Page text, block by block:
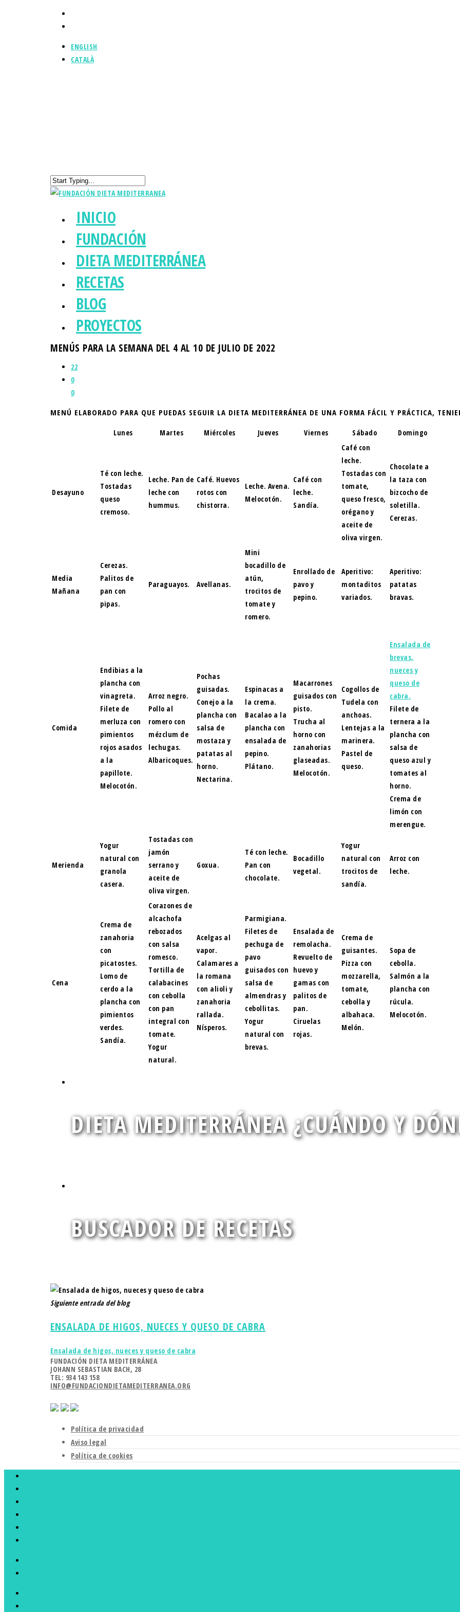
ENGLISH
CATALÀ
INICIO
FUNDACIÓN
DIETA MEDITERRÁNEA
RECETAS
BLOG
PROYECTOS
MENÚS PARA LA SEMANA DEL 4 AL 10 DE JULIO DE 2022
22
0
0
MENÚ ELABORADO PARA QUE PUEDAS SEGUIR LA DIETA MEDITERRÁNEA DE UNA FORMA FÁCIL Y PRÁCTICA,
Lunes Martes Miércoles Jueves Viernes Sábado Domingo
Desayuno
Té con leche.
Tostadas
queso
cremoso.
Leche. Pan de
leche con
hummus.
Café. Huevos
rotos con
chistorra.
Leche. Avena.
Melocotón.
Café con
leche.
Sandía.
Café con
leche.
Tostadas con
tomate,
queso fresco,
orégano y
aceite de
oliva virgen.
Chocolate a
la taza con
bizcocho de
soletilla.
Cerezas.
Media
Mañana
Cerezas.
Palitos de
pan con
pipas.
Paraguayos. Avellanas.
Mini
bocadillo de
atún,
trocitos de
tomate y
romero.
Enrollado de
pavo y
pepino.
Aperitivo:
montaditos
variados.
Aperitivo:
patatas
bravas.
Comida
Endibias a la
plancha con
vinagreta.
Filete de
merluza con
pimientos
rojos asados
a la
papillote.
Melocotón.
Arroz negro.
Pollo al
romero con
mézclum de
lechugas.
Albaricoques.
Pochas
guisadas.
Conejo a la
plancha con
salsa de
mostaza y
patatas al
horno.
Nectarina.
Espinacas a
la crema.
Bacalao a la
plancha con
ensalada de
pepino.
Plátano.
Macarrones
guisados con
pisto.
Trucha al
horno con
zanahorias
glaseadas.
Melocotón.
Cogollos de
Tudela con
anchoas.
Lentejas a la
marinera.
Pastel de
queso.
Ensalada de
brevas,
nueces y
queso de
cabra.
Filete de
ternera a la
plancha con
salsa de
queso azul y
tomates al
horno.
Crema de
limón con
merengue.
Merienda
Yogur
natural con
granola
casera.
Tostadas con
jamón
serrano y
aceite de
oliva virgen.
Goxua.
Té con leche.
Pan con
chocolate.
Bocadillo
vegetal.
Yogur
natural con
trocitos de
sandía.
Arroz con
leche.
Cena
Crema de
zanahoria
con
picatostes.
Lomo de
cerdo a la
plancha con
pimientos
verdes.
Sandía.
Corazones de
alcachofa
rebozados
con salsa
romesco.
Tortilla de
calabacines
con cebolla
con pan
integral con
tomate.
Yogur
natural.
Acelgas al
vapor.
Calamares a
la romana
con alioli y
zanahoria
rallada.
Nísperos.
Parmigiana.
Filetes de
pechuga de
pavo
guisados con
salsa de
almendras y
cebollitas.
Yogur
natural con
brevas.
Ensalada de
remolacha.
Revuelto de
huevo y
gamas con
palitos de
pan.
Ciruelas
rojas.
Crema de
guisantes.
Pizza con
mozzarella,
tomate,
cebolla y
albahaca.
Melón.
Sopa de
cebolla.
Salmón a la
plancha con
rúcula.
Melocotón.
DIETA MEDITERRÁNEA ¿CUÁNDO Y
BUSCADOR DE RECETAS
Siguiente entrada del blog
ENSALADA DE HIGOS, NUECES Y QUESO DE CABRA
Ensalada de higos, nueces y queso de cabra
FUNDACIÓN DIETA MEDITERRÁNEA
JOHANN SEBASTIAN BACH, 28
TEL: 934 143 158
INFO@FUNDACIONDIETAMEDITERRANEA.ORG
Política de privacidad
Aviso legal
Política de cookies